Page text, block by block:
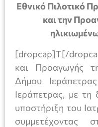
Εθνικό Πιλοτικό
και την
[dropcap]Τ[/
και Προαγωγής
Δήμου
Ιεράπετρας, με
υποστήριξη του